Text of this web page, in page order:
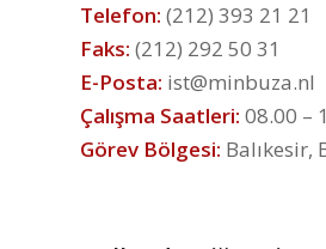
Telefon: (212) 393 21 21
Faks: (212) 292 50 31
E-Posta: ist@minbuza.nl
Çalışma Saatleri: 08.00 –
Görev Bölgesi: Balıkesir,